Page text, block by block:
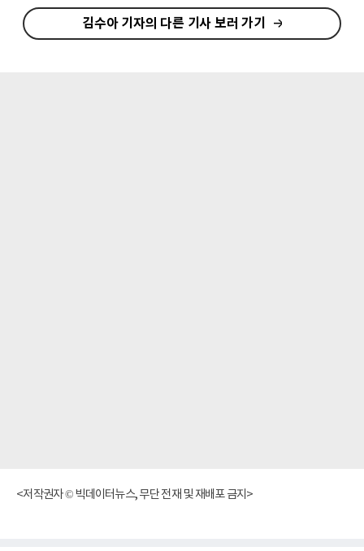
김수아 기자의 다른 기사 보러 가기
<저작권자 © 빅데이터뉴스, 무단 전재 및 재배포 금지>